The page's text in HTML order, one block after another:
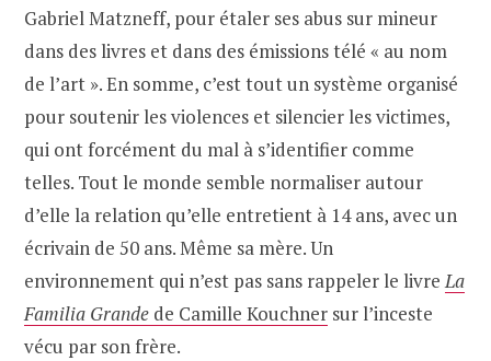
Gabriel Matzneff, pour étaler ses abus sur mineur
dans des livres et dans des émissions télé « au nom
de l’art ». En somme, c’est tout un système organisé
pour soutenir les violences et silencier les victimes,
qui ont forcément du mal à s’identifier comme
telles. Tout le monde semble normaliser autour
d’elle la relation qu’elle entretient à 14 ans, avec un
écrivain de 50 ans. Même sa mère. Un
environnement qui n’est pas sans rappeler le livreLa
Familia Grande de Camille Kouchner sur l’inceste
vécu par son frère.